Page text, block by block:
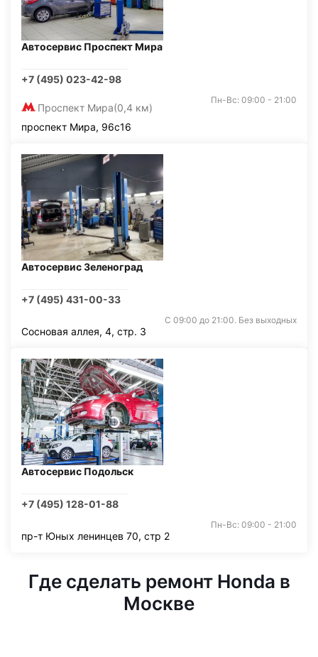
Автосервис Проспект Мира
+7 (495) 023-42-98
Проспект Мира(0,4 км)
Пн-Вс: 09:00 - 21:00
проспект Мира, 96с16
Автосервис Зеленоград
+7 (495) 431-00-33
С 09:00 до 21:00. Без выходных
Сосновая аллея, 4, стр. 3
Автосервис Подольск
+7 (495) 128-01-88
Пн-Вс: 09:00 - 21:00
пр-т Юных ленинцев 70, стр 2
Где сделать ремонт Honda в
Москве